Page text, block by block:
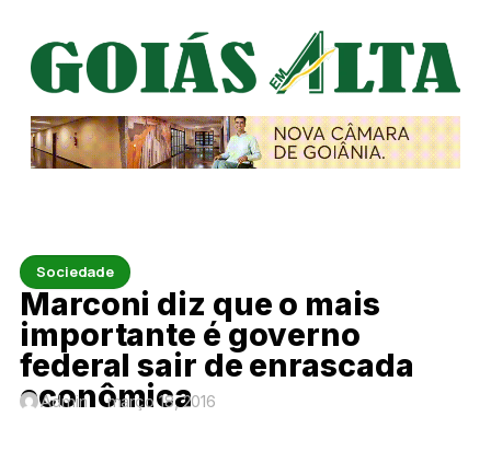
Sociedade
Marconi diz que o mais
importante é governo
federal sair de enrascada
econômica
Admin março 18, 2016